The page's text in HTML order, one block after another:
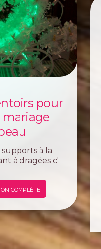
pour
mariage
à la
à dragées c'
Magasin
sur
pour
COMPLÈTE